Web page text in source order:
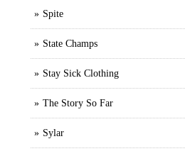
Spite
State Champs
Stay Sick Clothing
The Story So Far
Sylar